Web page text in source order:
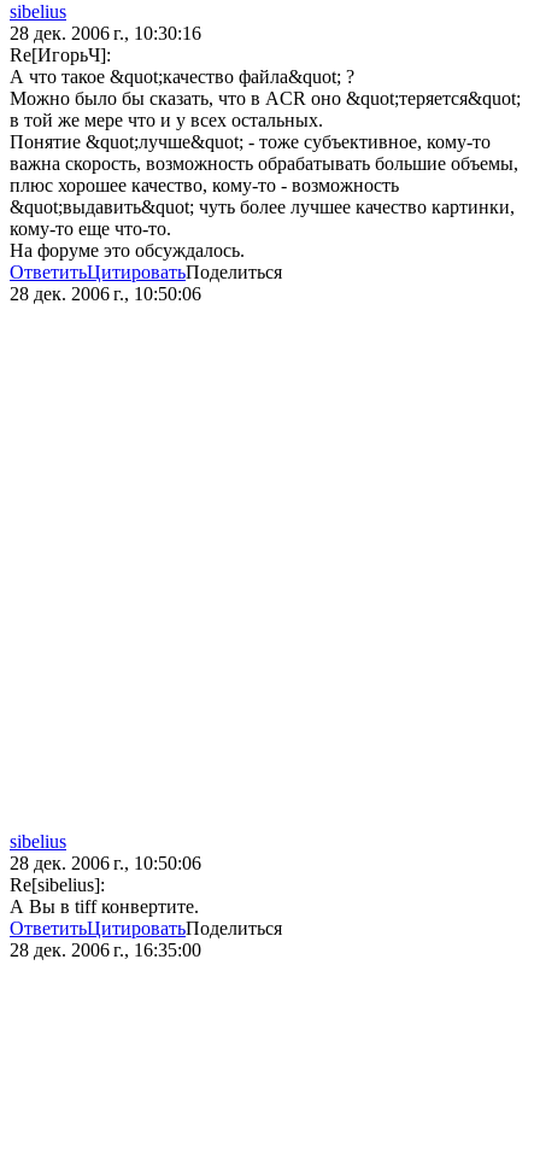
sibelius
28 дек. 2006 г., 10:30:16
Re[ИгорьЧ]:
А что такое &quot;качество файла&quot; ?
Можно было бы сказать, что в ACR оно &quot;теряется&quot;
в той же мере что и у всех остальных.
Понятие &quot;лучше&quot; - тоже субъективное, кому-то
важна скорость, возможность обрабатывать большие объемы,
плюс хорошее качество, кому-то - возможность
&quot;выдавить&quot; чуть более лучшее качество картинки,
кому-то еще что-то.
На форуме это обсуждалось.
ОтветитьЦитироватьПоделиться
28 дек. 2006 г., 10:50:06
sibelius
28 дек. 2006 г., 10:50:06
Re[sibelius]:
А Вы в tiff конвертите.
ОтветитьЦитироватьПоделиться
28 дек. 2006 г., 16:35:00